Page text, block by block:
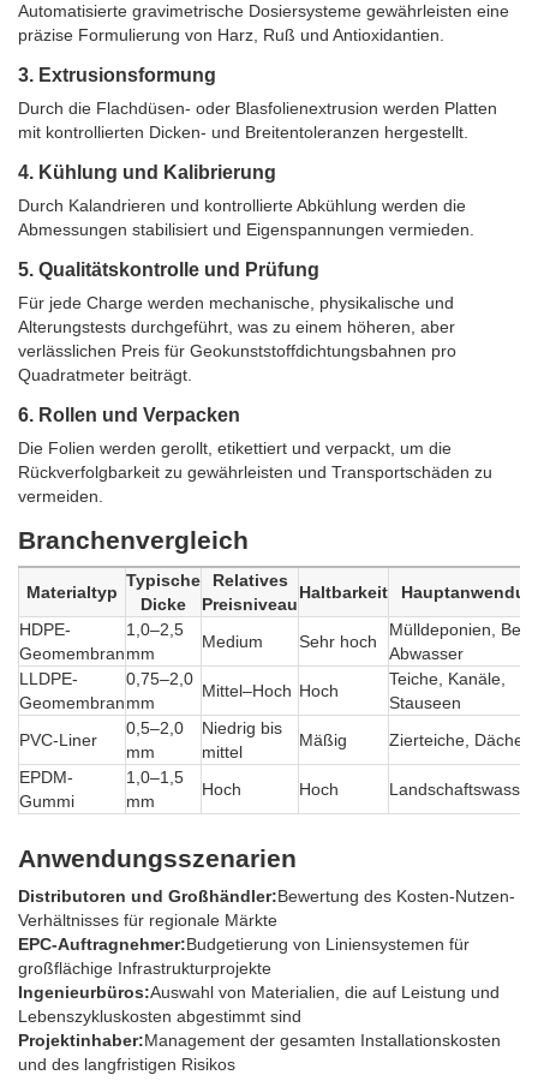
Automatisierte gravimetrische Dosiersysteme gewährleisten eine
präzise Formulierung von Harz, Ruß und Antioxidantien.
3. Extrusionsformung
Durch die Flachdüsen- oder Blasfolienextrusion werden Platten
mit kontrollierten Dicken- und Breitentoleranzen hergestellt.
4. Kühlung und Kalibrierung
Durch Kalandrieren und kontrollierte Abkühlung werden die
Abmessungen stabilisiert und Eigenspannungen vermieden.
5. Qualitätskontrolle und Prüfung
Für jede Charge werden mechanische, physikalische und
Alterungstests durchgeführt, was zu einem höheren, aber
verlässlichen Preis für Geokunststoffdichtungsbahnen pro
Quadratmeter beiträgt.
6. Rollen und Verpacken
Die Folien werden gerollt, etikettiert und verpackt, um die
Rückverfolgbarkeit zu gewährleisten und Transportschäden zu
vermeiden.
Branchenvergleich
Materialtyp
Typische
Dicke
Relatives
Preisniveau
Haltbarkeit
HDPE-
Geomembran
1,0–2,5
mm
Medium Sehr hoch
Mülldeponien,
Abwasser
LLDPE-
Geomembran
0,75–2,0
mm
Mittel–Hoch Hoch
Teiche, Kanäle,
Stauseen
PVC-Liner
0,5–2,0
mm
Niedrig bis
mittel
Mäßig
Zierteiche, Dächer
EPDM-
Gummi
1,0–1,5
mm
Hoch Hoch
Anwendungsszenarien
Distributoren und Großhändler:Bewertung des Kosten-Nutzen-
Verhältnisses für regionale Märkte
EPC-Auftragnehmer:Budgetierung von Liniensystemen für
großflächige Infrastrukturprojekte
Ingenieurbüros:Auswahl von Materialien, die auf Leistung und
Lebenszykluskosten abgestimmt sind
Projektinhaber:Management der gesamten Installationskosten
und des langfristigen Risikos